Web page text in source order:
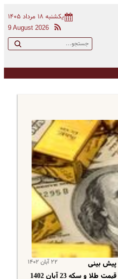
یکشنبه ۱۸ مرداد ۱۴۰۵
9 August 2026
۲۲ آبان ۱۴۰۲
پیش بینی
قیمت طلا و سکه 23 آبان 1402